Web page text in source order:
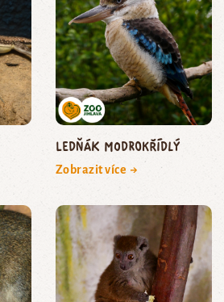
ledňák modrokřídlý
Zobrazit více →